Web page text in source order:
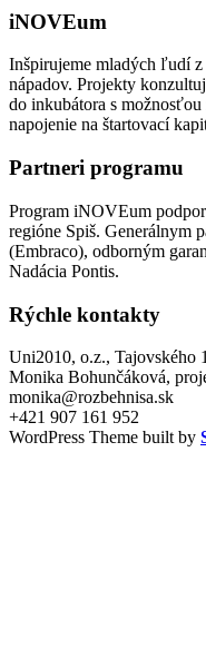
iNOVEum
Inšpirujeme mladých ľudí
nápadov. Projekty
do inkubátora s
napojenie na štartovací
Partneri programu
Program iNOVEum
regióne Spiš. Generálnym
(Embraco), odborným
Nadácia Pontis.
Rýchle kontakty
Uni2010, o.z., Tajovského
Monika Bohunčáková,
monika@rozbehnisa.sk
+421 907 161 952
WordPress Theme built by